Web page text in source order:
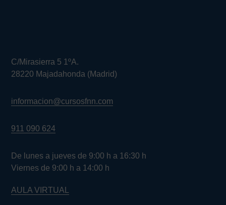
C/Mirasierra 5 1ºA.
28220 Majadahonda (Madrid)
informacion@cursosfnn.com
911 090 624
De lunes a jueves de 9:00 h a 16:30 h
Viernes de 9:00 h a 14:00 h
AULA VIRTUAL